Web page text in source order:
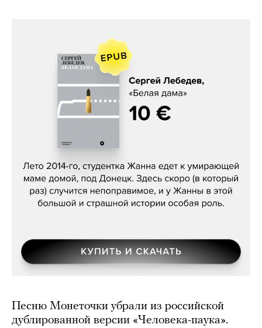
Сергей Лебедев, «Белая дама»
Песню Монеточки убрали из российской
дублированной версии «Человека-паука».